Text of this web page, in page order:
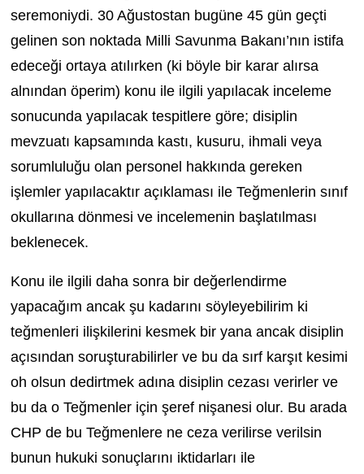
seremoniydi. 30 Ağustostan bugüne 45 gün geçti
gelinen son noktada Milli Savunma Bakanı’nın istifa
edeceği ortaya atılırken (ki böyle bir karar alırsa
alnından öperim) konu ile ilgili yapılacak inceleme
sonucunda yapılacak tespitlere göre; disiplin
mevzuatı kapsamında kastı, kusuru, ihmali veya
sorumluluğu olan personel hakkında gereken
işlemler yapılacaktır açıklaması ile Teğmenlerin sınıf
okullarına dönmesi ve incelemenin başlatılması
beklenecek.
Konu ile ilgili daha sonra bir değerlendirme
yapacağım ancak şu kadarını söyleyebilirim ki
teğmenleri ilişkilerini kesmek bir yana ancak disiplin
açısından soruşturabilirler ve bu da sırf karşıt kesimi
oh olsun dedirtmek adına disiplin cezası verirler ve
bu da o Teğmenler için şeref nişanesi olur. Bu arada
CHP de bu Teğmenlere ne ceza verilirse verilsin
bunun hukuki sonuçlarını iktidarları ile